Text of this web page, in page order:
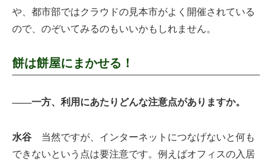
や、都市部ではクラウドの見本市がよく開催されている
ので、のぞいてみるのもいいかもしれません。
餅は餅屋にまかせる！
――一方、利用にあたりどんな注意点がありますか。
水谷 当然ですが、インターネットにつなげないと何も
できないという点は要注意です。例えばオフィスの入居